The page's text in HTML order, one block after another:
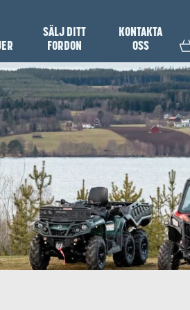
SÄLJ DITT
FORDON
KONTAKTA
OSS